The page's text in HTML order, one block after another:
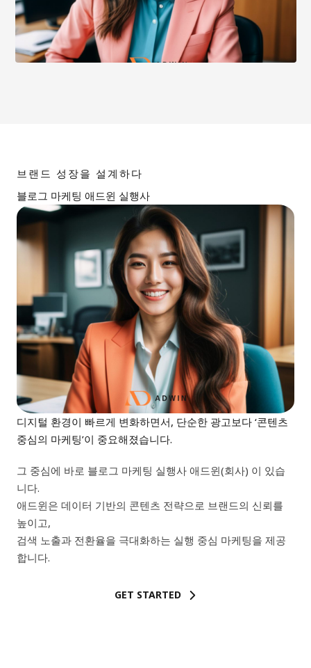
브랜드 성장을 설계하다
블로그 마케팅 애드윈 실행사
디지털 환경이 빠르게 변화하면서, 단순한 광고보다 ‘콘텐츠
중심의 마케팅’이 중요해졌습니다.
그 중심에 바로 블로그 마케팅 실행사 애드윈(회사) 이 있습
니다.
애드윈은 데이터 기반의 콘텐츠 전략으로 브랜드의 신뢰를
높이고,
검색 노출과 전환율을 극대화하는 실행 중심 마케팅을 제공
합니다.
GET STARTED